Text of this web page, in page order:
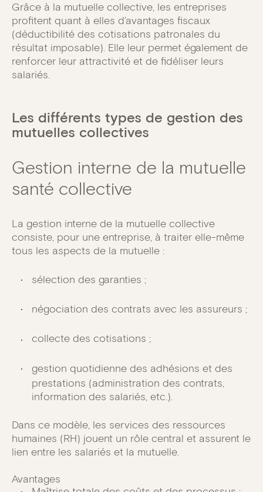
Grâce à la mutuelle collective, les entreprises
profitent quant à elles d’avantages fiscaux
(déductibilité des cotisations patronales du
résultat imposable). Elle leur permet également de
renforcer leur attractivité et de fidéliser leurs
salariés.
Les différents types de gestion des
mutuelles collectives
Gestion interne de la mutuelle
santé collective
La gestion interne de la mutuelle collective
consiste, pour une entreprise, à traiter elle-même
tous les aspects de la mutuelle :
sélection des garanties ;
négociation des contrats avec les assureurs ;
collecte des cotisations ;
gestion quotidienne des adhésions et des
prestations (administration des contrats,
information des salariés, etc.).
Dans ce modèle, les services des ressources
humaines (RH) jouent un rôle central et assurent le
lien entre les salariés et la mutuelle.
Avantages